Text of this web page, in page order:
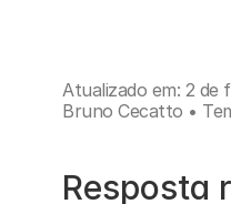
Atualizado em: 2 de
Bruno Cecatto •
Resposta